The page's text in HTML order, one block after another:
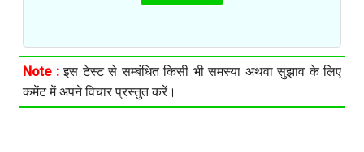
Note :इस टेस्ट से सम्बंधित किसी भी समस्या अथवा सुझाव के लिए
कमेंट में अपने विचार प्रस्तुत करें।